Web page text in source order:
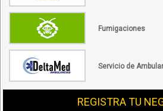
Fumigaciones
Servicio de
REGISTRA TU